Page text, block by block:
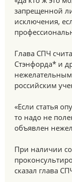
запрещенной
исключения,
Глава СПЧ
Стэнфорда* и
российским
«Если статья
то надо не
объявлен
При наличии
сказал глава